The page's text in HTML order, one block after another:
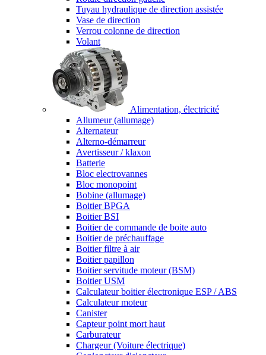
Tuyau hydraulique de direction assistée
Vase de direction
Verrou colonne de direction
Volant
Alimentation, électricité
Allumeur (allumage)
Alternateur
Alterno-démarreur
Avertisseur / klaxon
Batterie
Bloc electrovannes
Bloc monopoint
Bobine (allumage)
Boitier BPGA
Boitier BSI
Boitier de commande de boite auto
Boitier de préchauffage
Boitier filtre à air
Boitier papillon
Boitier servitude moteur (BSM)
Boitier USM
Calculateur boitier électronique ESP / ABS
Calculateur moteur
Canister
Capteur point mort haut
Carburateur
Chargeur (Voiture électrique)